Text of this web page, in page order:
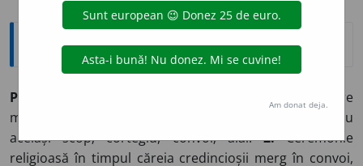
Explicative DEX
PROCESI
Șir lung de oameni care
merg într-o anumită ordine în aceeași direcție și cu
același scop; cortegiu, convoi; alai.2.Ceremonie
religioasă în timpul căreia credincioșii merg în convoi,
Am donat deja.